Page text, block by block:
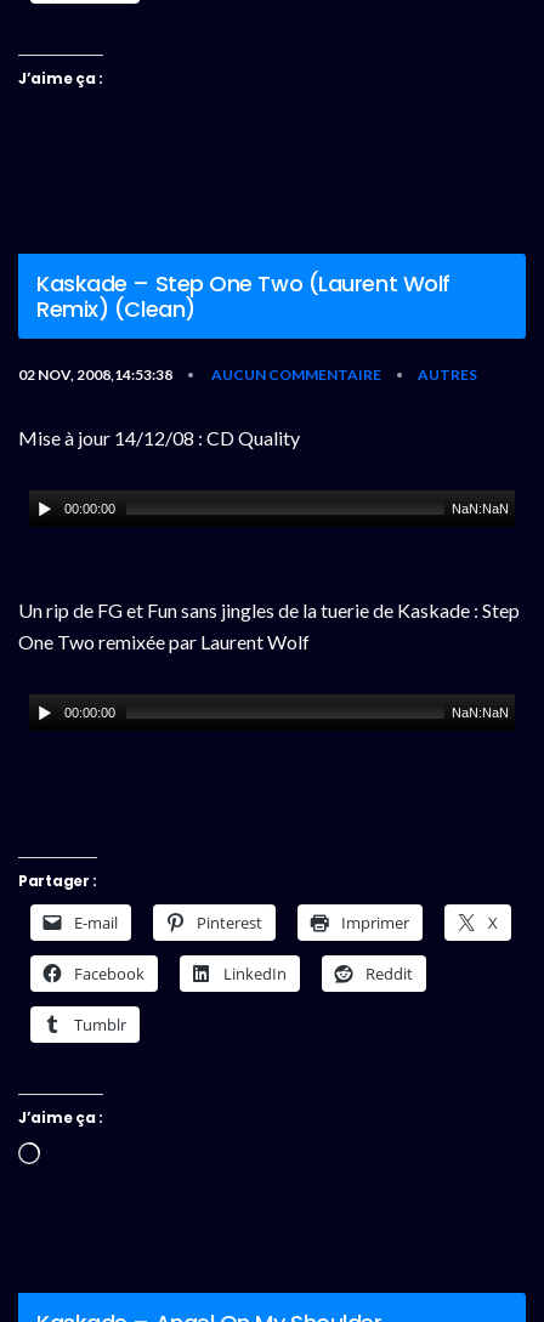
J’aime ça :
Kaskade – Step One Two (Laurent Wolf
Remix) (Clean)
02 NOV, 2008,14:53:38 • AUCUN COMMENTAIRE • AUTRES
Mise à jour 14/12/08 : CD Quality
00:00:00 NaN:NaN
Un rip de FG et Fun sans jingles de la tuerie de Kaskade : Step
One Two remixée par Laurent Wolf
00:00:00 NaN:NaN
Partager :
E-mail Pinterest Imprimer X
Facebook LinkedIn Reddit
Tumblr
J’aime ça :
Chargement…